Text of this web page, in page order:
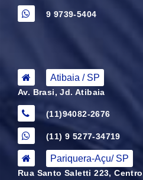
9 9739-5404
Atibaia / SP
Av. Brasi, Jd. Atibaia
(11)94082-2676
(11) 9 5277-34719
Pariquera-Açu/ SP
Rua Santo Saletti 223, Centro